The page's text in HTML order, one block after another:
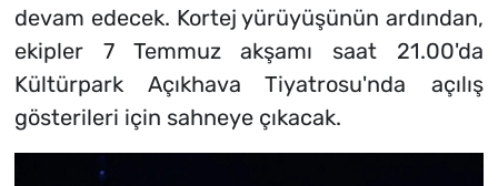
devam edecek. Kortej yürüyüşünün ardından,
ekipler 7 Temmuz akşamı saat 21.00'da
Kültürpark Açıkhava Tiyatrosu'nda açılış
gösterileri için sahneye çıkacak.